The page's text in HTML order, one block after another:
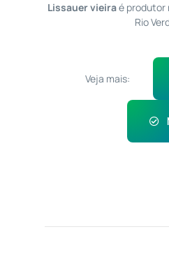
Lissauer vieiraé produtor
Rio
Veja mais: